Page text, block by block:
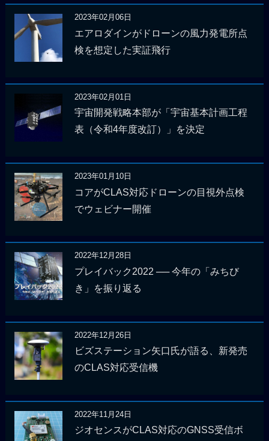
2023年02月06日
エアロダインがドローンの風力発電所点
検を想定した実証飛行
2023年02月01日
宇宙開発戦略本部が「宇宙基本計画工程
表（令和4年度改訂）」を決定
2023年01月10日
コアがCLAS対応ドローンの目視外点検
でウェビナー開催
2022年12月28日
プレイバック2022 ── 今年の「みちび
き」を振り返る
2022年12月26日
ビズステーション矢口氏が語る、新発売
のCLAS対応受信機
2022年11月24日
ジオセンスがCLAS対応のGNSS受信ボ